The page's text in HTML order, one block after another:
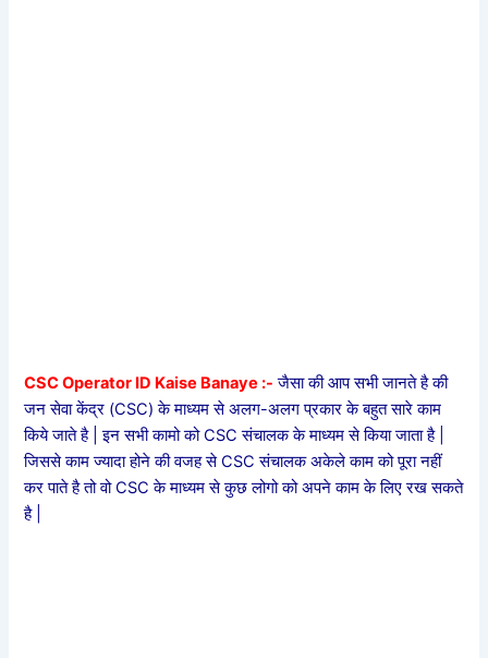
CSC Operator ID Kaise Banaye :- जैसा की आप सभी जानते है की
जन सेवा केंद्र (CSC) के माध्यम से अलग-अलग प्रकार के बहुत सारे काम
किये जाते है | इन सभी कामो को CSC संचालक के माध्यम से किया जाता है |
जिससे काम ज्यादा होने की वजह से CSC संचालक अकेले काम को पूरा नहीं
कर पाते है तो वो CSC के माध्यम से कुछ लोगो को अपने काम के लिए रख सकते
है |